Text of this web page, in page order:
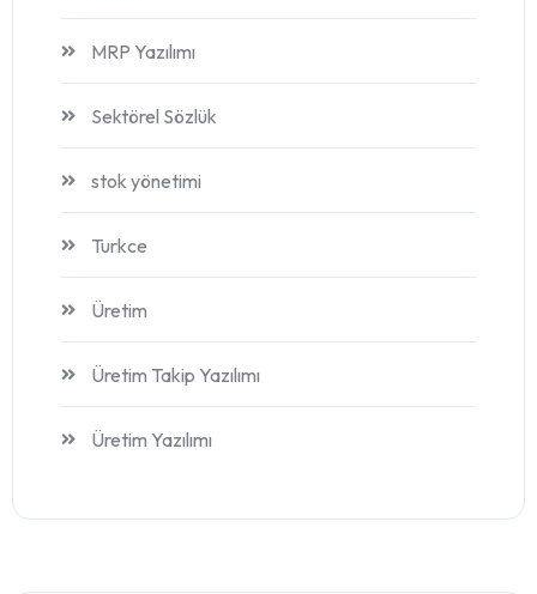
MRP Yazılımı
Sektörel Sözlük
stok yönetimi
Turkce
Üretim
Üretim Takip Yazılımı
Üretim Yazılımı